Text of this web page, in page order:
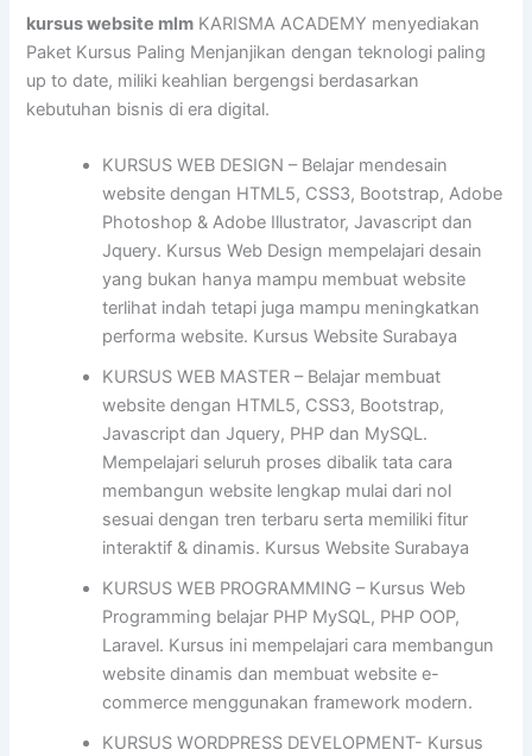
kursus website mlm KARISMA ACADEMY menyediakan
Paket Kursus Paling Menjanjikan dengan teknologi paling
up to date, miliki keahlian bergengsi berdasarkan
kebutuhan bisnis di era digital.
KURSUS WEB DESIGN – Belajar mendesain
website dengan HTML5, CSS3, Bootstrap, Adobe
Photoshop & Adobe Illustrator, Javascript dan
Jquery. Kursus Web Design mempelajari desain
yang bukan hanya mampu membuat website
terlihat indah tetapi juga mampu meningkatkan
performa website. Kursus Website Surabaya
KURSUS WEB MASTER – Belajar membuat
website dengan HTML5, CSS3, Bootstrap,
Javascript dan Jquery, PHP dan MySQL.
Mempelajari seluruh proses dibalik tata cara
membangun website lengkap mulai dari nol
sesuai dengan tren terbaru serta memiliki fitur
interaktif & dinamis. Kursus Website Surabaya
KURSUS WEB PROGRAMMING – Kursus Web
Programming belajar PHP MySQL, PHP OOP,
Laravel. Kursus ini mempelajari cara membangun
website dinamis dan membuat website e-
commerce menggunakan framework modern.
KURSUS WORDPRESS DEVELOPMENT- Kursus